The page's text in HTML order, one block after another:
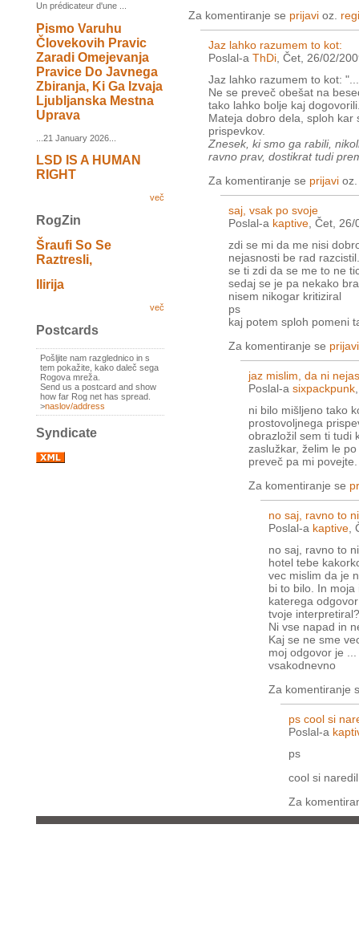
Un prédicateur d'une ...
Pismo Varuhu
Človekovih Pravic
Zaradi Omejevanja
Pravice Do Javnega
Zbiranja, Ki Ga Izvaja
Ljubljanska Mestna
Uprava
...21 January 2026...
LSD IS A HUMAN
RIGHT
več
RogZin
Šraufi So Se
Raztresli,
Ilirija
več
Postcards
Pošljite nam razglednico in s
tem pokažite, kako daleč sega
Rogova mreža.
Send us a postcard and show
how far Rog net has spread.
>naslov/address
Syndicate
Za komentiranje se prijavi oz.
Jaz lahko razumem to kot:
Poslal-a ThDi, Čet, 26/02/
Jaz lahko razumem to kot:
Ne se preveč obešat na
tako lahko bolje kaj
Mateja dobro dela, sploh kar
prispevkov.
Znesek, ki smo ga rabili,
ravno prav, dostikrat tudi
Za komentiranje se prijavi
saj, vsak po svoje
Poslal-a kaptive, Čet, 26/
zdi se mi da me nisi
nejasnosti be rad razcistil.
se ti zdi da se me to ne
sedaj se je pa nekako
nisem nikogar kritiziral
ps
kaj potem sploh pomeni
Za komentiranje se prijavi
jaz mislim, da ni
Poslal-a sixpackpunk
ni bilo mišljeno tako
prostovoljnega
obrazložil sem ti tudi
zaslužkar, želim le
preveč pa mi
Za komentiranje se
no saj, ravno to
Poslal-a kaptive,
no saj, ravno to
hotel tebe
vec mislim da je
bi to bilo. In
katerega
tvoje
Ni vse napad in
Kaj se ne sme
moj odgovor je
vsakodnevno
Za komentiranje
ps cool si
Poslal-a
ps
cool si
Za